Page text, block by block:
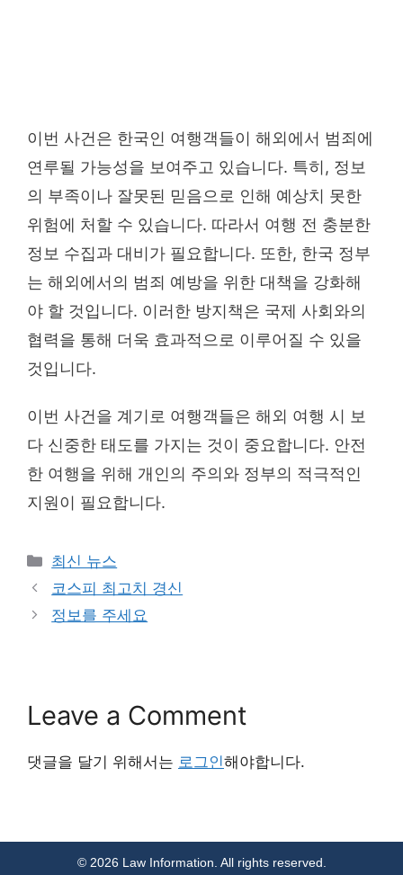
이번 사건은 한국인 여행객들이 해외에서 범죄에
연루될 가능성을 보여주고 있습니다. 특히, 정보
의 부족이나 잘못된 믿음으로 인해 예상치 못한
위험에 처할 수 있습니다. 따라서 여행 전 충분한
정보 수집과 대비가 필요합니다. 또한, 한국 정부
는 해외에서의 범죄 예방을 위한 대책을 강화해
야 할 것입니다. 이러한 방지책은 국제 사회와의
협력을 통해 더욱 효과적으로 이루어질 수 있을
것입니다.
이번 사건을 계기로 여행객들은 해외 여행 시 보
다 신중한 태도를 가지는 것이 중요합니다. 안전
한 여행을 위해 개인의 주의와 정부의 적극적인
지원이 필요합니다.
Categories
최신 뉴스
코스피 최고치 경신
정보를 주세요
Leave a Comment
댓글을 달기 위해서는 로그인해야합니다.
© 2026 Law Information. All rights reserved.